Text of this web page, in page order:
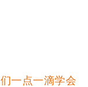
一点一滴学会